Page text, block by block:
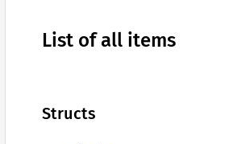
List of all items
Structs